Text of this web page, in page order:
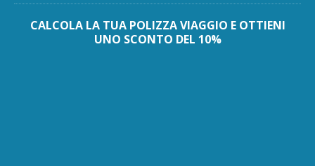
CALCOLA LA TUA POLIZZA VIAGGIO E OTTIENI
UNO SCONTO DEL 10%